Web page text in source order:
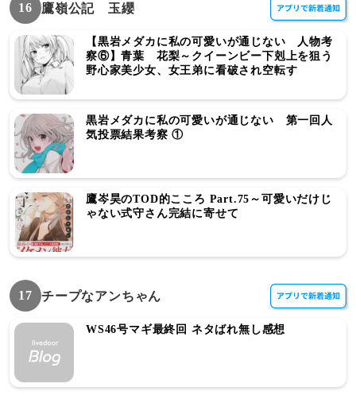
16 鷹嶺公記 玉纓
【黒岩メダカに私の可愛いが通じない 人物考
察⑥】青葉 花梨～クイーンビー下剋上を狙う
野心家美少女、女王弟に看破され空転す
黒岩メダカに私の可愛いが通じない 第一回人
気投票結果考察 ①
鷹岑昊のTOD的こころ Part.75～可愛いだけじ
ゃない式守さん完結に寄せて
17 チープなアンちゃん
WS46号マギ最終回 ネタばれ無し感想